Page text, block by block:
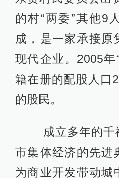
的村“两委”其他9
成，是一家承接原
现代企业。2005年
籍在册的配股人口
的股民。
成立多年的千
市集体经济的先进
为商业开发带动城